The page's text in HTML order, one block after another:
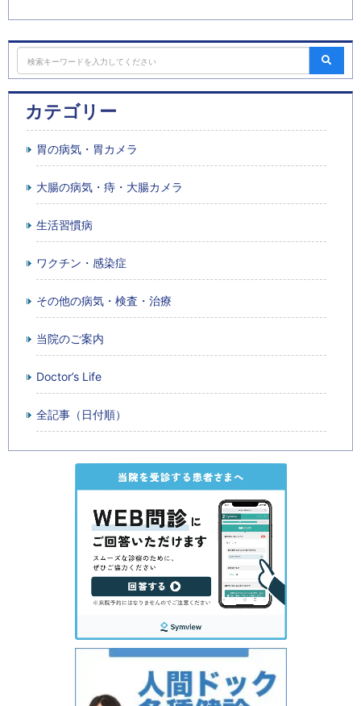
カテゴリー
胃の病気・胃カメラ
大腸の病気・痔・大腸カメラ
生活習慣病
ワクチン・感染症
その他の病気・検査・治療
当院のご案内
Doctor’s Life
全記事（日付順）